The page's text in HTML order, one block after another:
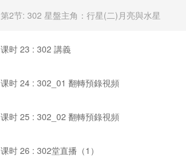
第2节: 302 星盤主角：行星(二)月亮與水星
课时 23 : 302 講義
课时 24 : 302_01 翻轉預錄視頻
课时 25 : 302_02 翻轉預錄視頻
课时 26 : 302堂直播（1）